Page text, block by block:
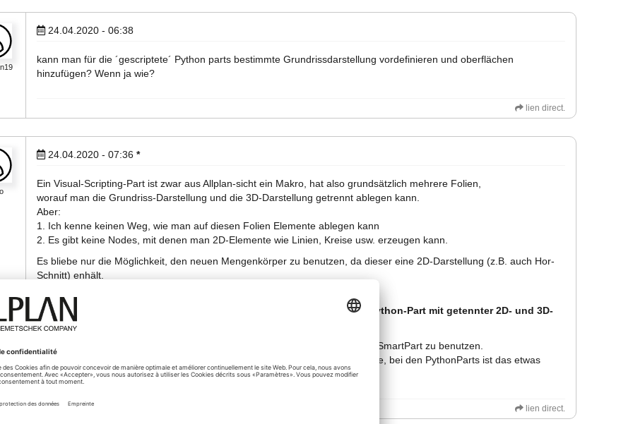
24.04.2020 - 06:38
kann man für die ´gescriptete´ Python parts bestimmte Grundrissdarstellung vordefinieren und oberflächen
hinzufügen? Wenn ja wie?
lien direct.
24.04.2020 - 07:36 *
Ein Visual-Scripting-Part ist zwar aus Allplan-sicht ein Makro, hat also grundsätzlich mehrere Folien,
worauf man die Grundriss-Darstellung und die 3D-Darstellung getrennt ablegen kann.
Aber:
1. Ich kenne keinen Weg, wie man auf diesen Folien Elemente ablegen kann
2. Es gibt keine Nodes, mit denen man 2D-Elemente wie Linien, Kreise usw. erzeugen kann.
Es bliebe nur die Möglichkeit, den neuen Mengenkörper zu benutzen, da dieser eine 2D-Darstellung (z.B. auch Hor-
Schnitt) enhält.
Offensichtlich ist es nicht die Zielstellung des Visual-Scriptings, ein Python-Part mit getennter 2D- und 3D-
Darstellung zu erstellen.
Es wird wohl nichts anderes übrigbleiben, ein normales PythonPart oder ein SmartPart zu benutzen.
Bei SmartPart gibt es für die 2D- und 3D-Darstellung jeweils getrennte Scripte, bei den PythonParts ist das etwas
komplizierter...
lien direct.